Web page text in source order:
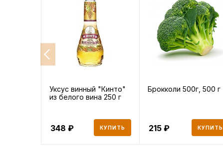
Уксус винный "Кинто"
из белого вина 250 г
348 КУПИТЬ
Брокколи 500г, 500 г
215 КУПИТЬ